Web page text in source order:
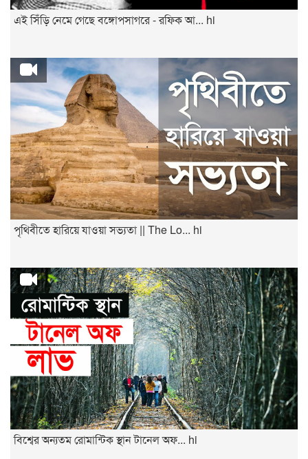
এই সিঁড়ি নেমে গেছে বঙ্গোপসাগরে - রফিক আ... hi
পৃথিবীতে হারিয়ে যাওয়া সভ্যতা || The Lo... hi
বিশ্বের অন্যতম রোমান্টিক স্থান টানেল অফ... hi